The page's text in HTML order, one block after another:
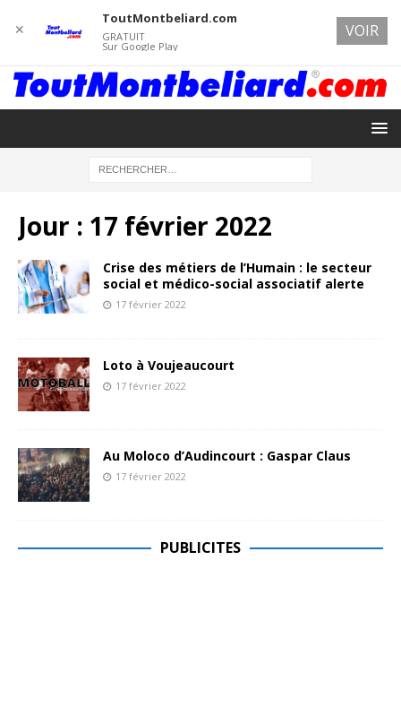
Jour : 17 février 2022
Crise des métiers de l’Humain : le secteur
social et médico-social associatif alerte
17 février 2022
Loto à Voujeaucourt
17 février 2022
Au Moloco d’Audincourt : Gaspar Claus
17 février 2022
PUBLICITES
✕
ToutMontbeliard.com
GRATUIT
Sur Google Play
VOIR